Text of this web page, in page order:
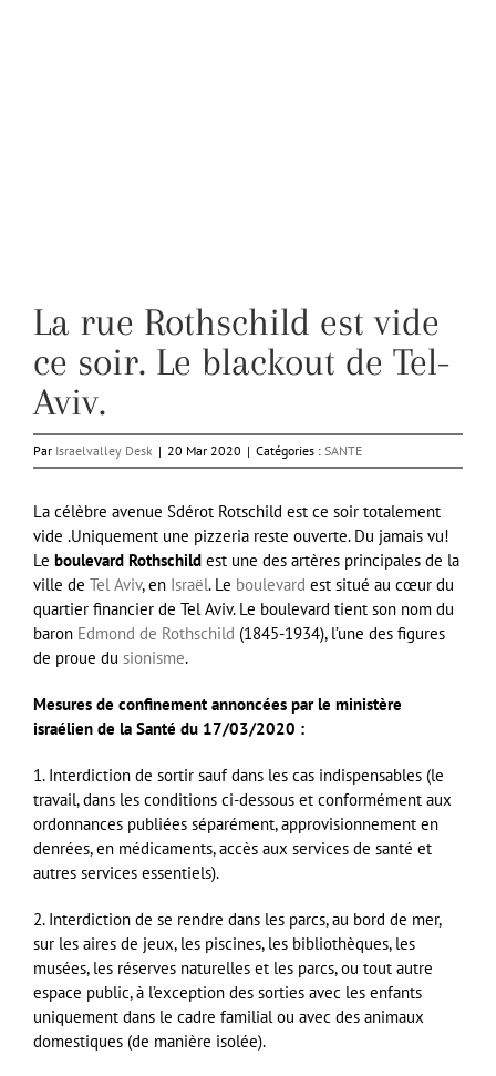
La rue Rothschild est vide
ce soir. Le blackout de Tel-
Aviv.
Par Israelvalley Desk | 20 Mar 2020 | Catégories : SANTE
La célèbre avenue Sdérot Rotschild est ce soir totalement
vide .Uniquement une pizzeria reste ouverte. Du jamais vu!
Le boulevard Rothschild est une des artères principales de la
ville de Tel Aviv, en Israël. Le boulevard est situé au cœur du
quartier financier de Tel Aviv. Le boulevard tient son nom du
baron Edmond de Rothschild (1845-1934), l’une des figures
de proue du sionisme.
Mesures de confinement annoncées par le ministère
israélien de la Santé du 17/03/2020 :
1. Interdiction de sortir sauf dans les cas indispensables (le
travail, dans les conditions ci-dessous et conformément aux
ordonnances publiées séparément, approvisionnement en
denrées, en médicaments, accès aux services de santé et
autres services essentiels).
2. Interdiction de se rendre dans les parcs, au bord de mer,
sur les aires de jeux, les piscines, les bibliothèques, les
musées, les réserves naturelles et les parcs, ou tout autre
espace public, à l’exception des sorties avec les enfants
uniquement dans le cadre familial ou avec des animaux
domestiques (de manière isolée).